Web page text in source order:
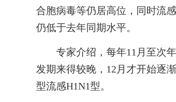
合胞病毒等仍居高位，同时流
仍低于去年同期水平。
专家介绍，每年11月至次年
发期来得较晚，12月才开始逐
型流感H1N1型。